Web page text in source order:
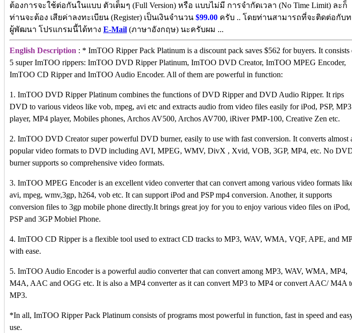
ต้องการจะใช้ต่อกันในแบบ ตัวเต็มๆ (Full Version) หรือ แบบไม่มี การจำกัดเวลา (No Time Limit) ละก็
ท่านจะต้อง เสียค่าลงทะเบียน (Register) เป็นเงินจำนวน $99.00 ครับ .. โดยท่านสามารถที่จะติดต่อกับท
ผู้พัฒนา โปรแกรมนี้ได้ทาง E-Mail (ภาษาอังกฤษ) นะครับผม ...
English Description : * ImTOO Ripper Pack Platinum is a discount pack saves $562 for buyers. It consists
5 super ImTOO rippers: ImTOO DVD Ripper Platinum, ImTOO DVD Creator, ImTOO MPEG Encoder,
ImTOO CD Ripper and ImTOO Audio Encoder. All of them are powerful in function:
1. ImTOO DVD Ripper Platinum combines the functions of DVD Ripper and DVD Audio Ripper. It rips
DVD to various videos like vob, mpeg, avi etc and extracts audio from video files easily for iPod, PSP, MP3
player, MP4 player, Mobiles phones, Archos AV500, Archos AV700, iRiver PMP-100, Creative Zen etc.
2. ImTOO DVD Creator super powerful DVD burner, easily to use with fast conversion. It converts almost
popular video formats to DVD including AVI, MPEG, WMV, DivX , Xvid, VOB, 3GP, MP4, etc. No
burner supports so comprehensive video formats.
3. ImTOO MPEG Encoder is an excellent video converter that can convert among various video formats
avi, mpeg, wmv,3gp, h264, vob etc. It can support iPod and PSP mp4 conversion. Another, it supports
conversion files to 3gp mobile phone directly.It brings great joy for you to enjoy various video files on iPod,
PSP and 3GP Mobiel Phone.
4. ImTOO CD Ripper is a flexible tool used to extract CD tracks to MP3, WAV, WMA, VQF, APE, and
with ease.
5. ImTOO Audio Encoder is a powerful audio converter that can convert among MP3, WAV, WMA, MP4,
M4A, AAC and OGG etc. It is also a MP4 converter as it can convert MP3 to MP4 or convert AAC/ M4A
MP3.
*In all, ImTOO Ripper Pack Platinum consists of programs most powerful in function, fast in speed and
use.